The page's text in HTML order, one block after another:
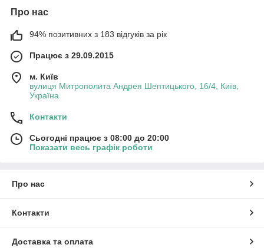
Про нас
94% позитивних з 183 відгуків за рік
Працює з 29.09.2015
м. Київ
вулиця Митрополита Андрея Шептицького, 16/4, Київ,
Україна
Контакти
Сьогодні працює з 08:00 до 20:00
Показати весь графік роботи
Про нас
Контакти
Доставка та оплата